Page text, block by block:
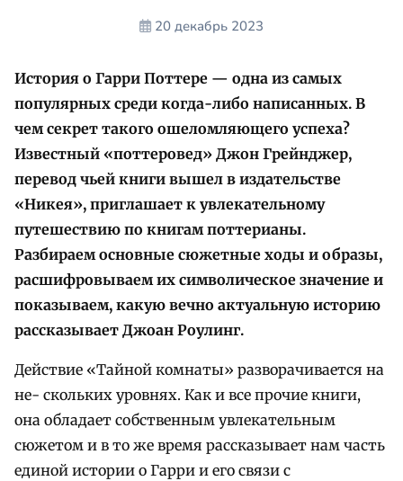
20 декабрь 2023
История о Гарри Поттере — одна из самых
популярных среди когда-либо написанных. В
чем секрет такого ошеломляющего успеха?
Известный «поттеровед» Джон Грейнджер,
перевод чьей книги вышел в издательстве
«Никея», приглашает к увлекательному
путешествию по книгам поттерианы.
Разбираем основные сюжетные ходы и образы,
расшифровываем их символическое значение и
показываем, какую вечно актуальную историю
рассказывает Джоан Роулинг.
Действие «Тайной комнаты» разворачивается на
не- скольких уровнях. Как и все прочие книги,
она обладает собственным увлекательным
сюжетом и в то же время рассказывает нам часть
единой истории о Гарри и его связи с